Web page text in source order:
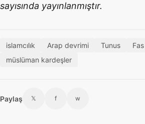
sayısında yayınlanmıştır.
islamcılık Arap devrimi Tunus Fas
müslüman kardeşler
Paylaş 𝕏 f w